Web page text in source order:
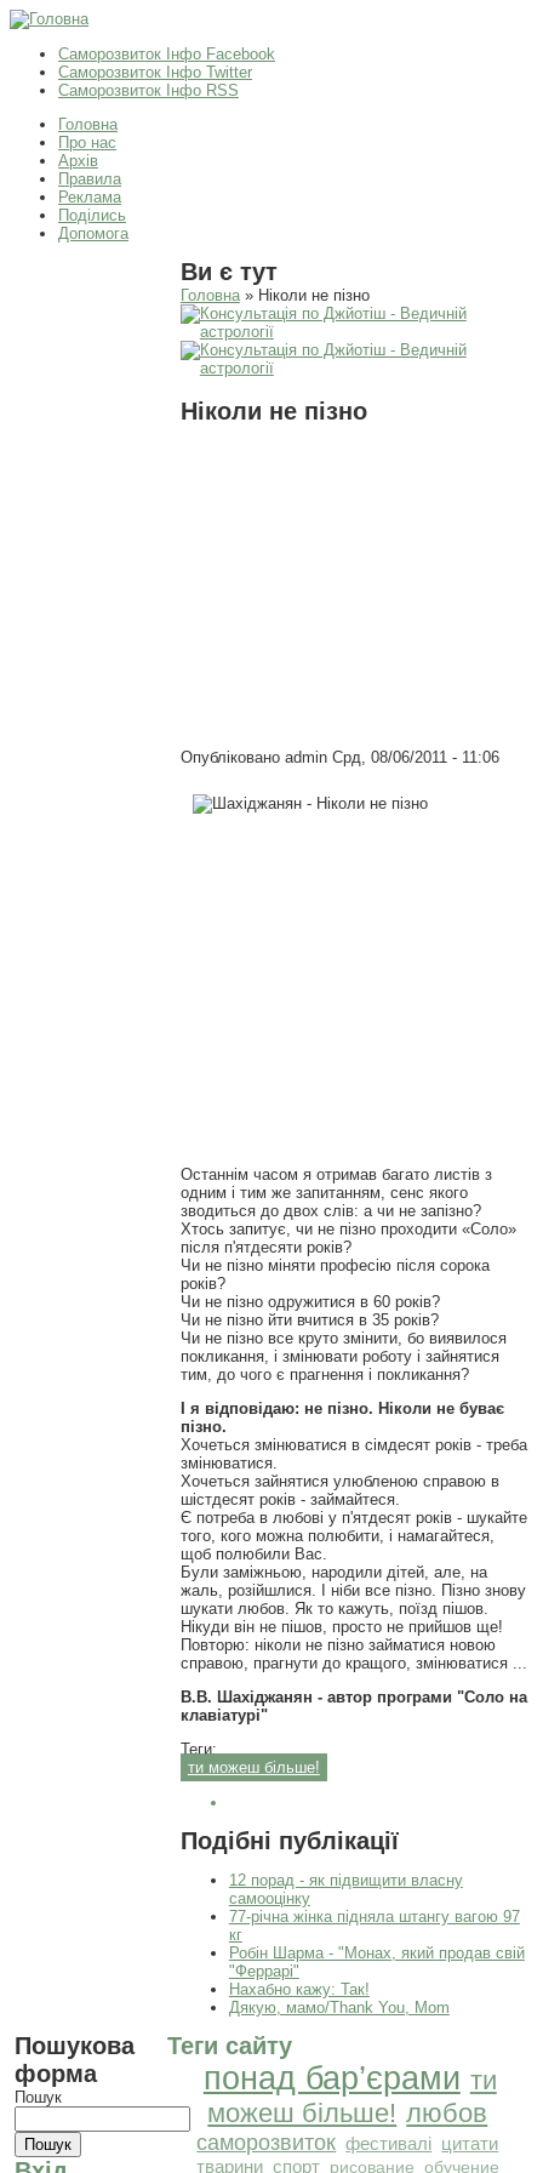
Саморозвиток Інфо Facebook
Саморозвиток Інфо Twitter
Саморозвиток Інфо RSS
Головна
Про нас
Архів
Правила
Реклама
Поділись
Допомога
Ви є тут
Головна» Ніколи не пізно
Ніколи не пізно
Опубліковано adminСрд, 08/06/2011 - 11:06
Останнім часом я отримав багато листів з
одним і тим же запитанням, сенс якого
зводиться до двох слів: а чи не запізно?
Хтось запитує, чи не пізно проходити «Соло»
після п'ятдесяти років?
Чи не пізно міняти професію після сорока
років?
Чи не пізно одружитися в 60 років?
Чи не пізно йти вчитися в 35 років?
Чи не пізно все круто змінити, бо виявилося
покликання, і змінювати роботу і зайнятися
тим, до чого є прагнення і покликання?
І я відповідаю: не пізно. Ніколи не буває
пізно.
Хочеться змінюватися в сімдесят років - треба
змінюватися.
Хочеться зайнятися улюбленою справою в
шістдесят років - займайтеся.
Є потреба в любові у п'ятдесят років - шукайте
того, кого можна полюбити, і намагайтеся,
щоб полюбили Вас.
Були заміжньою, народили дітей, але, на
жаль, розійшлися. І ніби все пізно. Пізно знову
шукати любов. Як то кажуть, поїзд пішов.
Нікуди він не пішов, просто не прийшов ще!
Повторю: ніколи не пізно займатися новою
справою, прагнути до кращого, змінюватися ...
В.В. Шахіджанян - автор програми "Соло на
клавіатурі"
Теги:
ти можеш більше!
Подібні публікації
12 порад - як підвищити власну
самооцінку
77-річна жінка підняла штангу вагою 97
кг
Робін Шарма - "Монах, який продав свій
"Феррарі"
Нахабно кажу: Так!
Дякую, мамо/Thank You, Mom
Пошукова
форма
Пошук
Теги сайту
понад бар’єрами ти
можеш більше! любов
саморозвиток фестивалі цитати
тварини спорт рисование обучение